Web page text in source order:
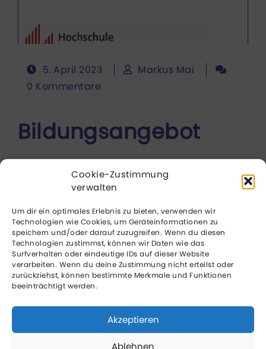
Cookie-Zustimmung
verwalten
Um dir ein optimales Erlebnis zu bieten, verwenden wir
Technologien wie Cookies, um Geräteinformationen zu
speichern und/oder darauf zuzugreifen. Wenn du diesen
Technologien zustimmst, können wir Daten wie das
Surfverhalten oder eindeutige IDs auf dieser Website
verarbeiten. Wenn du deine Zustimmung nicht erteilst oder
zurückziehst, können bestimmte Merkmale und Funktionen
beeinträchtigt werden.
Akzeptieren
Ablehnen
5. April 2023
Markus Mai
0 Kommentare
Bildungsangebot
PRO*PFLEGE –
das Pflegeethik,
Gesundheitsförderung
und Professionalität